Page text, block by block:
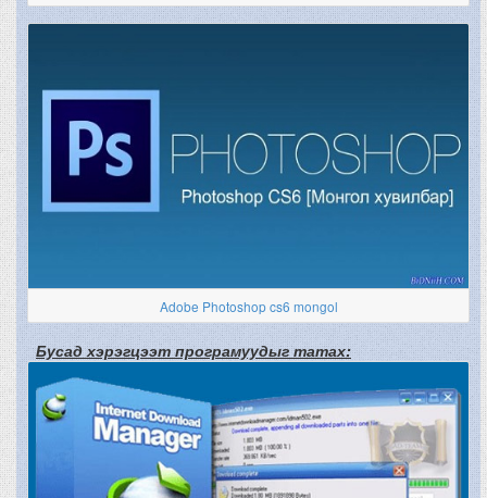
Adobe Photoshop cs6 mongol
Бусад хэрэгцээт програмуудыг татах: